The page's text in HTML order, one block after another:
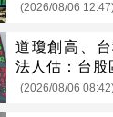
(2026/08/06
道瓊創高、
法人估：台股
(2026/08/06